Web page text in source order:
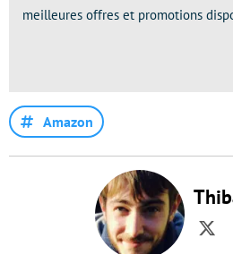
meilleures offres et promotions
Amazon